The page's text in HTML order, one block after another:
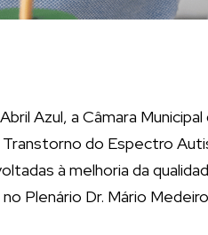
Azul, a Câmara Municipal
do Espectro
à melhoria da
Plenário Dr. Mário